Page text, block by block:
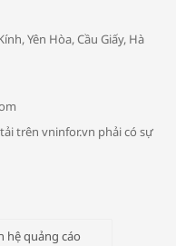
phòng tránh bệnh
trong thời tiết giao mùa
cho em
Yên Hòa, Cầu Giấy, Hà
trên vninfor.vn phải có sự
hệ quảng cáo